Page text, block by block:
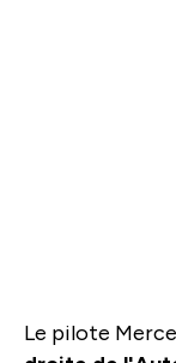
Le pilote